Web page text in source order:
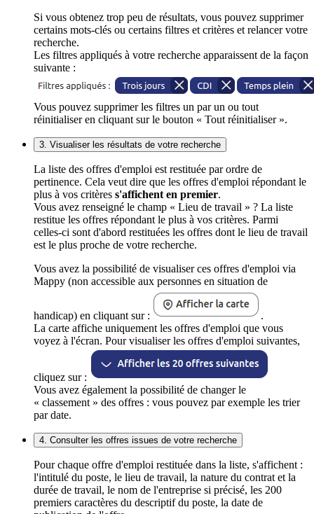
Si vous obtenez trop peu de résultats, vous pouvez supprimer
certains mots-clés ou certains filtres et critères et relancer votre
recherche.
Les filtres appliqués à votre recherche apparaissent de la façon
suivante :
Vous pouvez supprimer les filtres un par un ou tout
réinitialiser en cliquant sur le bouton « Tout réinitialiser ».
3. Visualiser les résultats de votre recherche
La liste des offres d'emploi est restituée par ordre de
pertinence. Cela veut dire que les offres d'emploi répondant le
plus à vos critères s'affichent en premier.
Vous avez renseigné le champ « Lieu de travail » ? La liste
restitue les offres répondant le plus à vos critères. Parmi
celles-ci sont d'abord restituées les offres dont le lieu de travail
est le plus proche de votre recherche.
Vous avez la possibilité de visualiser ces offres d'emploi via
Mappy (non accessible aux personnes en situation de
handicap) en cliquant sur :
.
La carte affiche uniquement les offres d'emploi que vous
voyez à l'écran. Pour visualiser les offres d'emploi suivantes,
cliquez sur :
Vous avez également la possibilité de changer le
« classement » des offres : vous pouvez par exemple les trier
par date.
4. Consulter les offres issues de votre recherche
Pour chaque offre d'emploi restituée dans la liste, s'affichent :
l'intitulé du poste, le lieu de travail, la nature du contrat et la
durée de travail, le nom de l'entreprise si précisé, les 200
premiers caractères du descriptif du poste, la date de